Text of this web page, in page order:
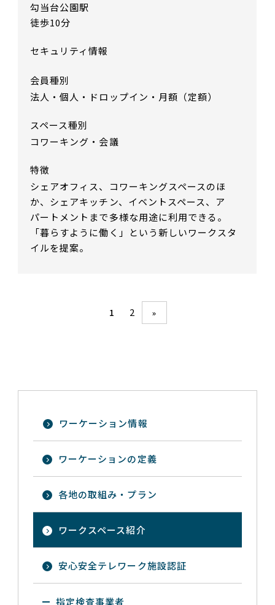
勾当台公園駅
徒歩10分
セキュリティ情報
会員種別
法人・個人・ドロップイン・月額（定額）
スペース種別
コワーキング・会議
特徴
シェアオフィス、コワーキングスペースのほ
か、シェアキッチン、イベントスペース、ア
パートメントまで多様な用途に利用できる。
「暮らすように働く」という新しいワークスタ
イルを提案。
1 2 »
ワーケーション情報
ワーケーションの定義
各地の取組み・プラン
ワークスペース紹介
安心安全テレワーク施設認証
指定検査事業者